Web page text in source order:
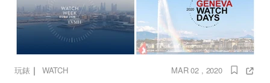
玩錶 ｜ WATCH MAR 02 , 2020